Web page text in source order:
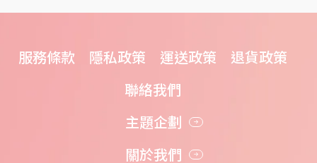
服務條款 隱私政策 運送政策
退貨政策
聯絡我們
主題企劃
關於我們